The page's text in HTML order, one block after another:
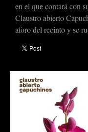
en el que contará con
Claustro abierto
aforo del recinto y se